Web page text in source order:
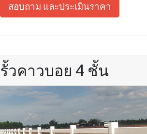
สอบถาม และประเมินราคา
รั้วคาวบอย 4 ชั้น